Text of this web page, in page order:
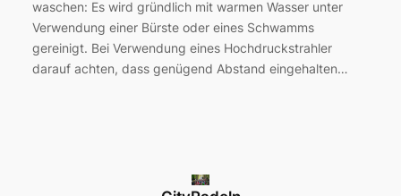
waschen: Es wird gründlich mit warmen Wasser unter
Verwendung einer Bürste oder eines Schwamms
gereinigt. Bei Verwendung eines Hochdruckstrahler
darauf achten, dass genügend Abstand eingehalten…